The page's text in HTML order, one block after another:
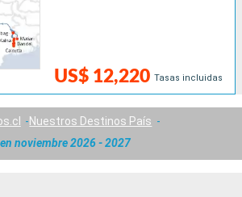
US$ 12,220 Tasas incluidas
Nuestros Destinos País
noviembre 2026 - 2027